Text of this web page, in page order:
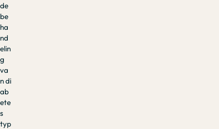
de
be
ha
nd
elin
g
va
n di
ab
ete
s
typ